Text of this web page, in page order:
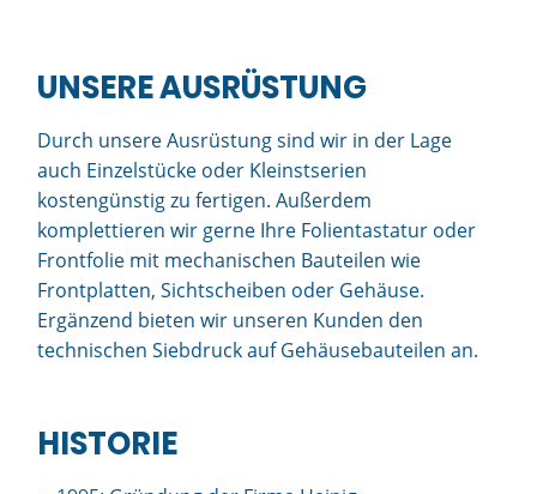
UNSERE AUSRÜSTUNG
Durch unsere Ausrüstung sind wir in der Lage
auch Einzelstücke oder Kleinstserien
kostengünstig zu fertigen. Außerdem
komplettieren wir gerne Ihre Folientastatur oder
Frontfolie mit mechanischen Bauteilen wie
Frontplatten, Sichtscheiben oder Gehäuse.
Ergänzend bieten wir unseren Kunden den
technischen Siebdruck auf Gehäusebauteilen an.
HISTORIE